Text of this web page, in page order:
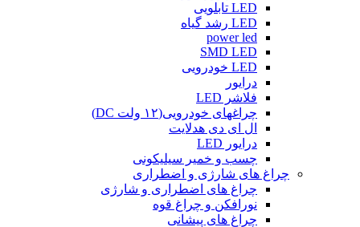
LED تابلویی
LED رشد گیاه
power led
SMD LED
LED خودرویی
درایور
فلاشر LED
چراغهای خودرویی(۱۲ ولت DC)
ال ای دی هدلایت
درایور LED
چسب و خمیر سیلیکونی
چراغ های شارژی و اضطراری
چراغ های اضطراری و شارژی
نورافکن و چراغ قوه
چراغ های پیشانی